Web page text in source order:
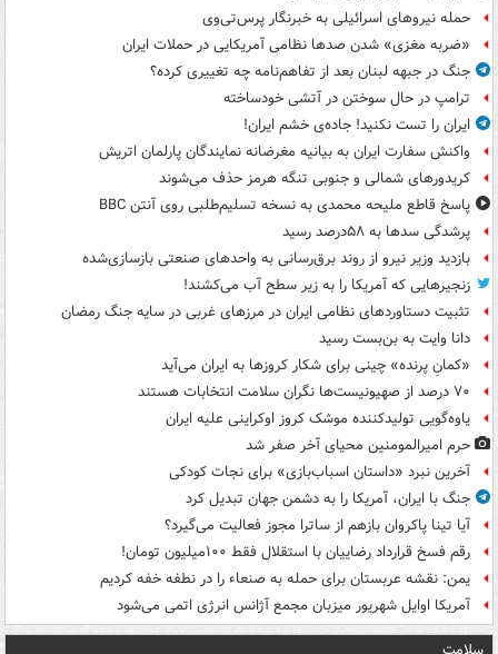
حمله نیروهای اسرائیلی به خبرنگار پرس‌تی‌وی
«ضربه مغزی» شدن صدها نظامی آمریکایی در حملات ایران
جنگ در جبهه لبنان بعد از تفاهم‌نامه چه تغییری کرده؟
ترامپ در حال سوختن در آتشی خودساخته
ایران را تست نکنید! جاده‌ی خشم ایران!
واکنش سفارت ایران به بیانیه مغرضانه نمایندگان پارلمان اتریش
کریدورهای شمالی و جنوبی تنگه هرمز حذف می‌شوند
پاسخ قاطع ملیحه محمدی به نسخه تسلیم‌طلبی روی آنتن BBC
پرشدگی سدها به ۵۸درصد رسید
بازدید وزیر نیرو از روند برق‌رسانی به واحدهای صنعتی بازسازی‌شده
زنجیرهایی که آمریکا را به زیر سطح آب می‌کشند!
تثبیت دستاوردهای نظامی ایران در مرزهای غربی در سایه جنگ رمضان
دانا وایت به بن‌بست رسید
«کمانِ پرنده» چینی برای شکار کروزها به ایران می‌آید
۷۰ درصد از صهیونیست‌ها نگران سلامت انتخابات هستند
یاوه‌گویی تولیدکننده موشک کروز اوکراینی علیه ایران
حرم امیرالمومنین محیای آخر صفر شد
آخرین نبرد «داستان اسباب‌بازی» برای نجات کودکی
جنگ با ایران، آمریکا را به دشمن جهان تبدیل کرد
آیا تینا پاکروان بازهم از ساترا مجوز فعالیت می‌گیرد؟
رقم فسخ قرارداد رضاییان با استقلال فقط ۱۰۰میلیون تومان!
یمن: نقشه عربستان برای حمله به صنعاء را در نطفه خفه کردیم
آمریکا اوایل شهریور میزبان مجمع آژانس انرژی اتمی می‌شود